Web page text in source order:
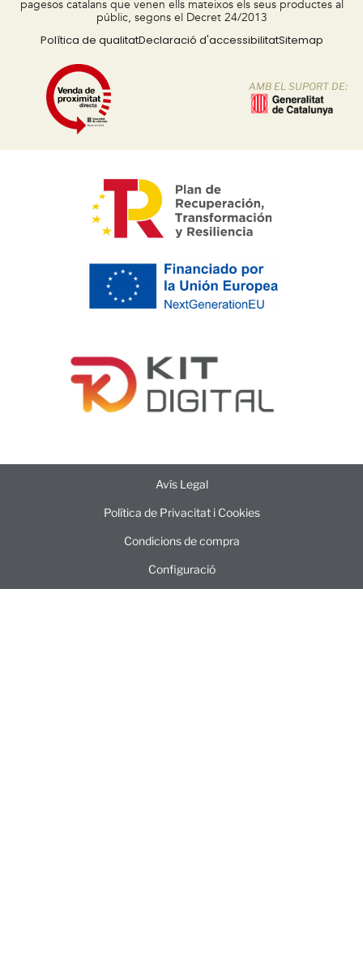
pagesos catalans que venen ells mateixos els seus productes al
públic, segons el Decret 24/2013
Política de qualitatDeclaració d'accessibilitatSitemap
AMB EL SUPORT DE:
Avís Legal
Política de Privacitat i Cookies
Condicions de compra
Configuració